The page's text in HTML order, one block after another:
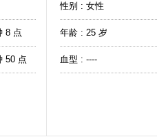
8 点
50 点
性别 : 女性
年龄 : 25 岁
血型 : ----